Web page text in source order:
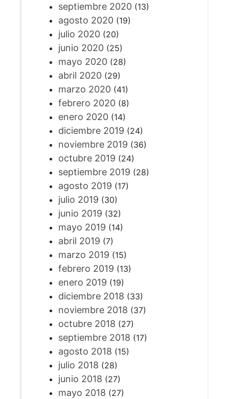
septiembre 2020(13)
agosto 2020(19)
julio 2020(20)
junio 2020(25)
mayo 2020(28)
abril 2020(29)
marzo 2020(41)
febrero 2020(8)
enero 2020(14)
diciembre 2019 (24)
noviembre 2019 (36)
octubre 2019 (24)
septiembre 2019 (28)
agosto 2019 (17)
julio 2019 (30)
junio 2019 (32)
mayo 2019 (14)
abril 2019 (7)
marzo 2019 (15)
febrero 2019 (13)
enero 2019 (19)
diciembre 2018 (33)
noviembre 2018 (37)
octubre 2018 (27)
septiembre 2018 (17)
agosto 2018 (15)
julio 2018 (28)
junio 2018 (27)
mayo 2018 (27)